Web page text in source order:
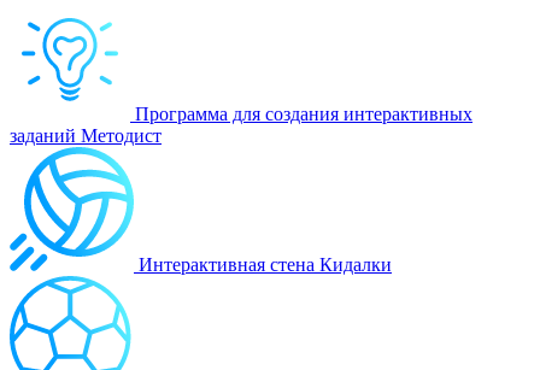
Программа для создания интерактивных
заданий Методист
Интерактивная стена Кидалки